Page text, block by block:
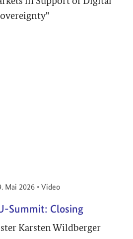
am:
Mai 2026 • Video
Summit: Closing
Karsten Wildberger